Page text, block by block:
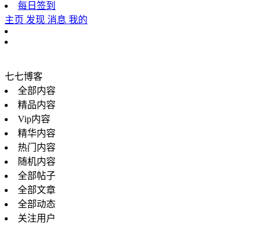
每日签到
主页 发现 消息 我的
七七博客
全部内容
精品内容
Vip内容
精华内容
热门内容
随机内容
全部帖子
全部文章
全部动态
关注用户